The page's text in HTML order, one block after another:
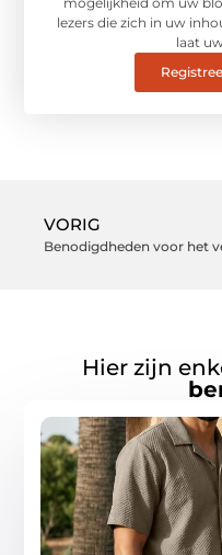
lezers die zich in uw
laat
VORIG
Hier zijn